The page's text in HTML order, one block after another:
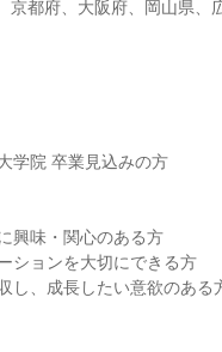
京都府、大阪府、岡山県、
学院 卒業見込みの方
興味・関心のある方
ションを大切にできる方
し、成長したい意欲のある